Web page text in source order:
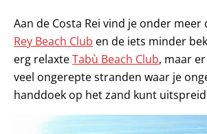
Aan de Costa Rei vind je onder
Rey Beach Club en de iets minder
erg relaxteTabù Beach Club, maar
veel ongerepte stranden waar je
handdoek op het zand kunt